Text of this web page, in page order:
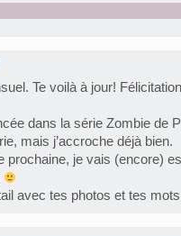
Te voilà à jour!
dans la série Zombie de
mais j’accroche déjà bien.
prochaine, je vais (encore)
avec tes photos et tes